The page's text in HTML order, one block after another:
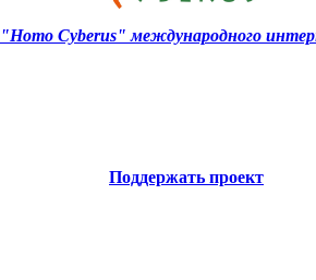
Cyberus" международного
Поддержать проект